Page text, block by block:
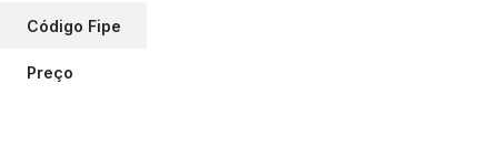
Código Fipe
Preço